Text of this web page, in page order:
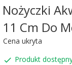
Nożyczki
11 Cm Do
Cena ukryta
Produkt